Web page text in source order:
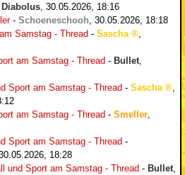
Diabolus 30.05.2026, 18:16
- Schoeneschooh 30.05.2026, 18:18
Samstag - Thread - Sascha
am Samstag - Thread - Bullet
Sport am Samstag - Thread - Sascha
am Samstag - Thread - Smeller
Sport am Samstag - Thread -
18:28
und Sport am Samstag - Thread - Bullet